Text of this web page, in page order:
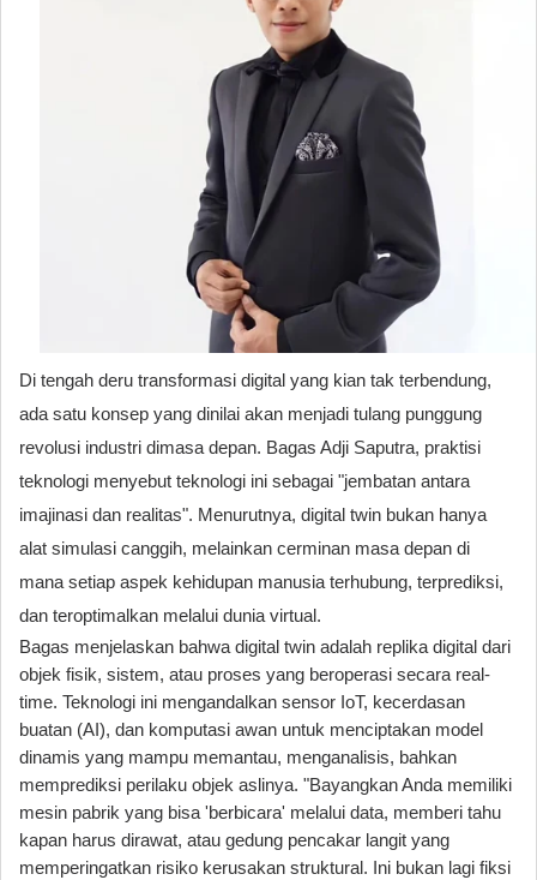
Di tengah deru transformasi digital yang kian tak terbendung,
ada satu konsep yang dinilai akan menjadi tulang punggung
revolusi industri dimasa depan. Bagas Adji Saputra, praktisi
teknologi menyebut teknologi ini sebagai "jembatan antara
imajinasi dan realitas". Menurutnya, digital twin bukan hanya
alat simulasi canggih, melainkan cerminan masa depan di
mana setiap aspek kehidupan manusia terhubung, terprediksi,
dan teroptimalkan melalui dunia virtual.
Bagas menjelaskan bahwa digital twin adalah replika digital dari
objek fisik, sistem, atau proses yang beroperasi secara real-
time. Teknologi ini mengandalkan sensor IoT, kecerdasan
buatan (AI), dan komputasi awan untuk menciptakan model
dinamis yang mampu memantau, menganalisis, bahkan
memprediksi perilaku objek aslinya. "Bayangkan Anda memiliki
mesin pabrik yang bisa 'berbicara' melalui data, memberi tahu
kapan harus dirawat, atau gedung pencakar langit yang
memperingatkan risiko kerusakan struktural. Ini bukan lagi fiksi